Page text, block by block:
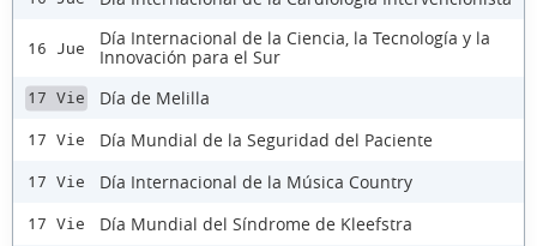
16 Jue
Día Internacional de la Ciencia, la Tecnología y la
Innovación para el Sur
17 Vie Día de Melilla
17 Vie Día Mundial de la Seguridad del Paciente
17 Vie Día Internacional de la Música Country
17 Vie Día Mundial del Síndrome de Kleefstra